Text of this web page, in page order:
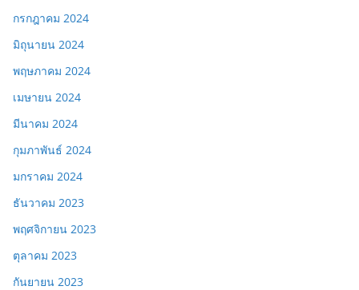
กรกฎาคม 2024
มิถุนายน 2024
พฤษภาคม 2024
เมษายน 2024
มีนาคม 2024
กุมภาพันธ์ 2024
มกราคม 2024
ธันวาคม 2023
พฤศจิกายน 2023
ตุลาคม 2023
กันยายน 2023